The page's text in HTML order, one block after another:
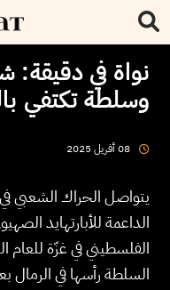
نواة في
وسلطة تكتفي
08أفريل2025
يتواصل الحراك الشعبي
الداعمة للأبارتهايد
الفلسطيني في غزّة للعام
السلطة رأسها في